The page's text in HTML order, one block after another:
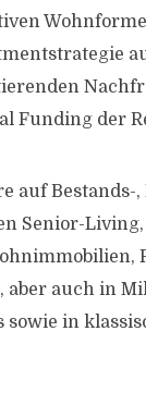
Funding der
auf
Senior-
auch in
in